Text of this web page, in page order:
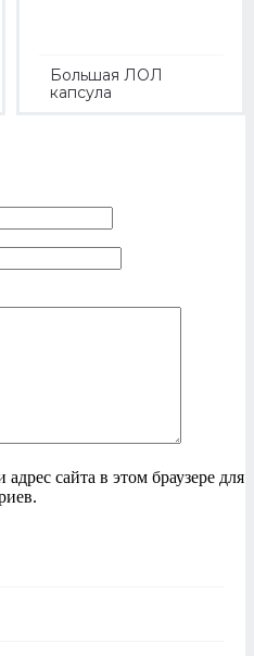
Большая ЛОЛ
капсула
сайта в этом браузере для